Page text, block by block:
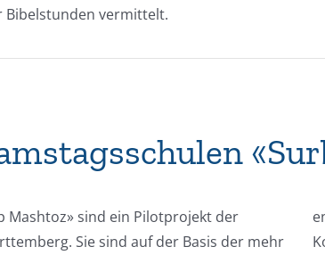
Bibelstunden vermittelt.
Mashtoz» sind ein Pilotprojekt der
Sie sind auf der Basis der mehr